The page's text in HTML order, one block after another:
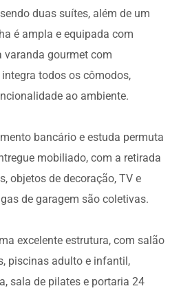
duas suítes, além de um
é ampla e equipada com
varanda gourmet com
todos os cômodos,
ao ambiente.
bancário e estuda permuta
mobiliado, com a retirada
objetos de decoração, TV e
de garagem são coletivas.
excelente estrutura, com salão
piscinas adulto e infantil,
sala de pilates e portaria 24